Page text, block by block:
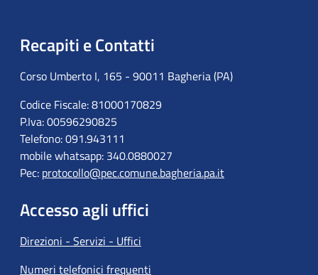
Recapiti e Contatti
Corso Umberto I, 165 - 90011 Bagheria (PA)
Codice Fiscale: 81000170829
P.Iva: 00596290825
Telefono: 091.943111
mobile whatsapp: 340.0880027
Pec: protocollo@pec.comune.bagheria.pa.it
Accesso agli uffici
Direzioni - Servizi - Uffici
Numeri telefonici frequenti